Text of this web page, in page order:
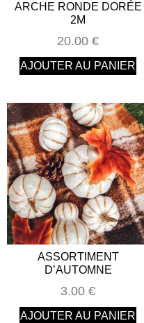
ARCHE RONDE DORÉE
2M
20.00 €
AJOUTER AU PANIER
ASSORTIMENT
D’AUTOMNE
3.00 €
AJOUTER AU PANIER